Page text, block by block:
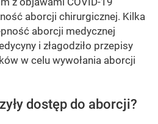
aborcji chirurgicznej. Kilka
aborcji medycznej
i złagodziło przepisy
w celu wywołania aborcji
dostęp do aborcji?